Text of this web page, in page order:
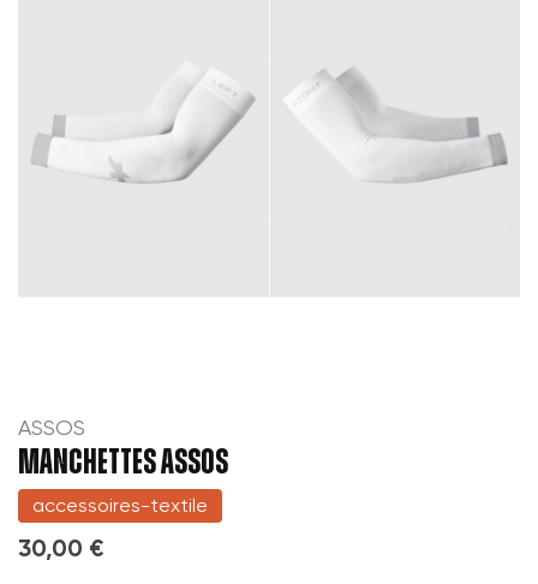
ASSOS
MANCHETTES ASSOS
accessoires-textile
30,00 €